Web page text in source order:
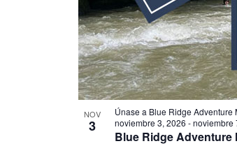
NOV
3
Blue Ridge Adventure
Únase a Blue Ridge
noviembre 3, 2026 -noviembre